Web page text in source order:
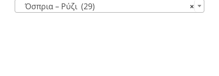
×
Όσπρια – Ρύζι (29)